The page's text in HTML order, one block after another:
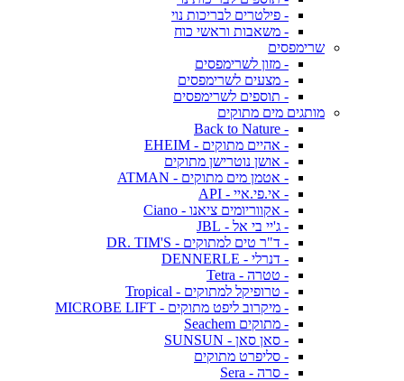
- פילטרים לבריכות נוי
- משאבות וראשי כוח
שרימפסים
- מזון לשרימפסים
- מצעים לשרימפסים
- תוספים לשרימפסים
מותגים מים מתוקים
- Back to Nature
- אהיים מתוקים - EHEIM
- אושן נוטרישן מתוקים
- אטמן מים מתוקים - ATMAN
- אי.פי.איי - API
- אקווריומים ציאנו - Ciano
- ג'יי בי אל - JBL
- ד"ר טים למתוקים - DR. TIM'S
- דנרלי - DENNERLE
- טטרה - Tetra
- טרופיקל למתוקים - Tropical
- מיקרוב ליפט מתוקים - MICROBE LIFT
- מתוקים Seachem
- סאן סאן - SUNSUN
- סליפרט מתוקים
- סרה - Sera